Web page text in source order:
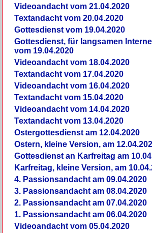
Videoandacht vom 21.04.2020
Textandacht vom 20.04.2020
Gottesdienst vom 19.04.2020
Gottesdienst, für langsamen
vom 19.04.2020
Videoandacht vom 18.04.2020
Textandacht vom 17.04.2020
Videoandacht vom 16.04.2020
Textandacht vom 15.04.2020
Videoandacht vom 14.04.2020
Textandacht vom 13.04.2020
Ostergottesdienst am 12.04.2020
Ostern, kleine Version, am
Gottesdienst an Karfreitag am
Karfreitag, kleine Version, am
4. Passionsandacht am 09.04.2020
3. Passionsandacht am 08.04.2020
2. Passionsandacht am 07.04.2020
1. Passionsandacht am 06.04.2020
Videoandacht vom 05.04.2020